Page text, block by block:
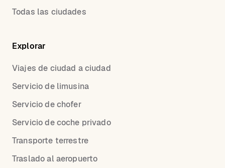
Todas las ciudades
Explorar
Viajes de ciudad a ciudad
Servicio de limusina
Servicio de chofer
Servicio de coche privado
Transporte terrestre
Traslado al aeropuerto